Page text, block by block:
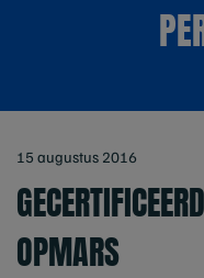
15 augustus 2016
OPMARS